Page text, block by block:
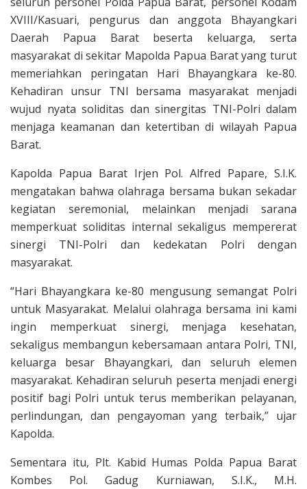
XVIII/Kasuari, pengurus dan anggota Bhayangkari
Daerah Papua Barat beserta keluarga, serta
masyarakat di sekitar Mapolda Papua Barat yang turut
memeriahkan peringatan Hari Bhayangkara ke-80.
Kehadiran unsur TNI bersama masyarakat menjadi
wujud nyata soliditas dan sinergitas TNI-Polri dalam
menjaga keamanan dan ketertiban di wilayah Papua
Barat.
Kapolda Papua Barat Irjen Pol. Alfred Papare, S.I.K.
mengatakan bahwa olahraga bersama bukan sekadar
kegiatan seremonial, melainkan menjadi sarana
memperkuat soliditas internal sekaligus mempererat
sinergi TNI-Polri dan kedekatan Polri dengan
masyarakat.
“Hari Bhayangkara ke-80 mengusung semangat Polri
untuk Masyarakat. Melalui olahraga bersama ini kami
ingin memperkuat sinergi, menjaga kesehatan,
sekaligus membangun kebersamaan antara Polri, TNI,
keluarga besar Bhayangkari, dan seluruh elemen
masyarakat. Kehadiran seluruh peserta menjadi energi
positif bagi Polri untuk terus memberikan pelayanan,
perlindungan, dan pengayoman yang terbaik,” ujar
Kapolda.
Sementara itu, Plt. Kabid Humas Polda Papua Barat
Kombes Pol. Gadug Kurniawan, S.I.K., M.H.